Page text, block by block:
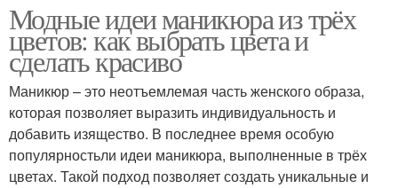
Модные идеи маникюра из трёх
цветов: как выбрать цвета и
сделать красиво
Маникюр – это неотъемлемая часть женского образа,
которая позволяет выразить индивидуальность и
добавить изящество. В последнее время особую
популярностьли идеи маникюра, выполненные в трёх
цветах. Такой подход позволяет создать уникальные и